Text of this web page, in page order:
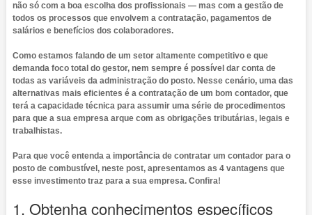
não só com a boa escolha dos profissionais — mas com a gestão de
todos os processos que envolvem a contratação, pagamentos de
salários e benefícios dos colaboradores.
Como estamos falando de um setor altamente competitivo e que
demanda foco total do gestor, nem sempre é possível dar conta de
todas as variáveis da administração do posto. Nesse cenário, uma das
alternativas mais eficientes é a contratação de um bom contador, que
terá a capacidade técnica para assumir uma série de procedimentos
para que a sua empresa arque com as obrigações tributárias, legais e
trabalhistas.
Para que você entenda a importância de contratar um contador para o
posto de combustível, neste post, apresentamos as 4 vantagens que
esse investimento traz para a sua empresa. Confira!
1. Obtenha conhecimentos específicos